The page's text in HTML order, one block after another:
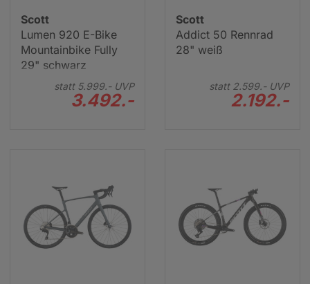
Scott
Lumen 920 E-Bike
Mountainbike Fully
29" schwarz
statt 5.999.-UVP
3.492.-
Scott
Addict 50 Rennrad
28" weiß
statt 2.599.-UVP
2.192.-